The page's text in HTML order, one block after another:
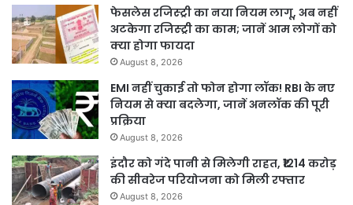
फेसलेस रजिस्ट्री का नया नियम लागू, अब नहीं
अटकेगा रजिस्ट्री का काम; जानें आम लोगों को
क्या होगा फायदा
August 8, 2026
EMI नहीं चुकाई तो फोन होगा लॉक! RBI के नए
नियम से क्या बदलेगा, जानें अनलॉक की पूरी
प्रक्रिया
August 8, 2026
इंदौर को गंदे पानी से मिलेगी राहत, ₹1214 करोड़
की सीवरेज परियोजना को मिली रफ्तार
August 8, 2026